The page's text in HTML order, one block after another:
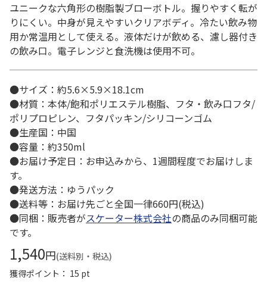
ユニークな六角形の樹脂製ブローボトル。握りやすく転が
りにくい。中身が見えやすいクリアボディ。冷たい飲み物
用か常温用として使える。液体だけが飲める、濾し器付き
の飲み口。電子レンジと食洗機は使用不可。
●サイズ：約5.6×5.9×18.1cm
●材質：本体/飽和ポリエステル樹脂、フタ・飲み口フタ/
ポリプロピレン、フタパッキン/シリコーンゴム
●生産国：中国
●容量：約350ml
●お届け予定日：お申込みから、1週間程度でお届けしま
す。
●発送方法：ゆうパック
●送料等：お届け先ごと全国一律660円(税込)
●同梱：販売者がスケーター株式会社の商品のみ同梱可能
です。
1,540円(送料別・税込)
獲得ポイント： 15 pt